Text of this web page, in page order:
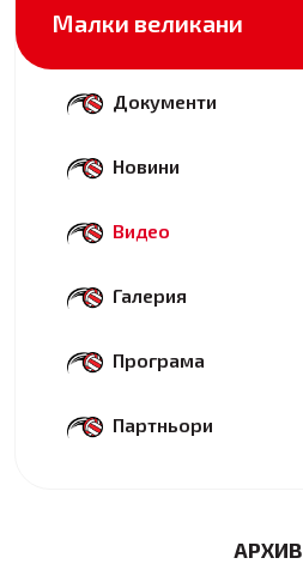
Малки великани
Документи
Новини
Видео
Галерия
Програма
Партньори
АРХИВ